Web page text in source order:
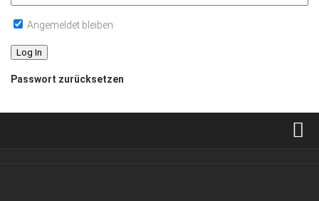
Angemeldet bleiben
Passwort zurücksetzen